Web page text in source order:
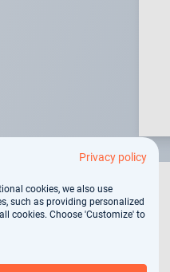
Privacy policy
cookies, we also use
such as providing personalized
cookies. Choose 'Customize' to